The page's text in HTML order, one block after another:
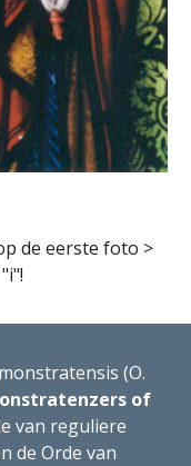
(O.
of
van reguliere
de Orde van